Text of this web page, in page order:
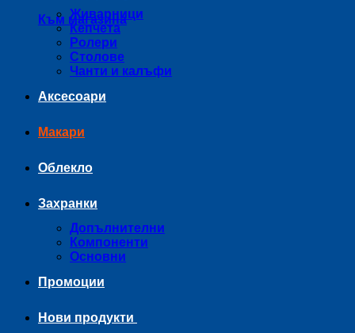
Към магазина
Живарници
Кепчета
Ролери
Столове
Чанти и калъфи
Аксесоари
Макари
Облекло
Захранки
Допълнителни
Компоненти
Основни
Промоции
Нови продукти